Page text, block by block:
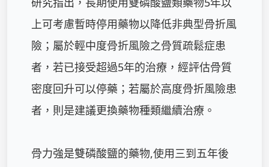
上可考慮暫時停用藥物以降低非典型骨折風
險；屬於輕中度骨折風險之骨質疏鬆症患
者，若已接受超過5年的治療，經評估骨質
密度回升可以停藥；若屬於高度骨折風險患
者，則是建議更換藥物種類繼續治療。
骨力強是雙磷酸鹽的藥物,使用三到五年後